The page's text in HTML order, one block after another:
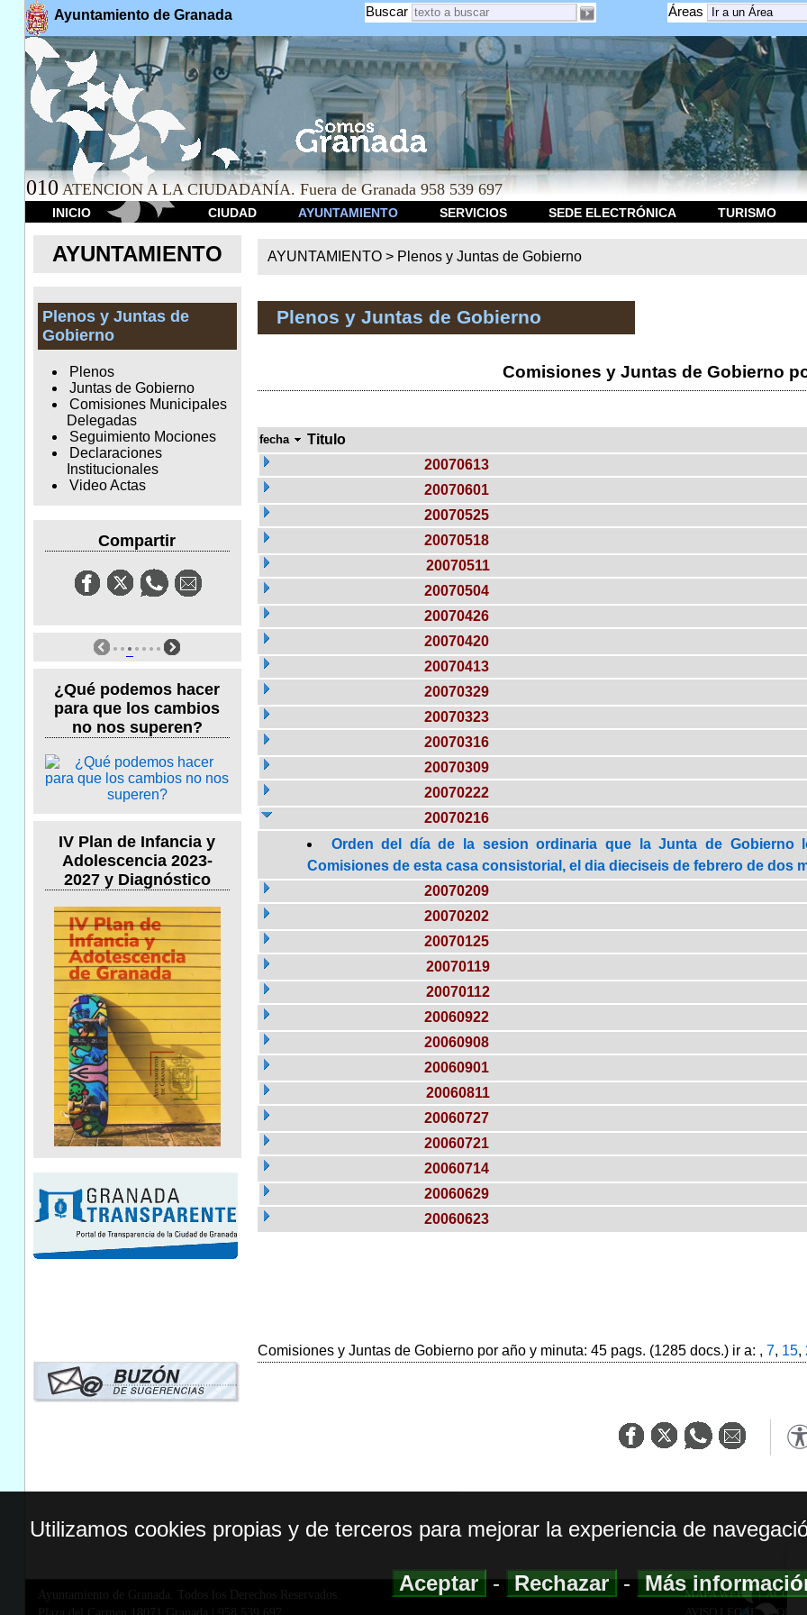
Ayuntamiento de Granada Áreas
Buscar
010 ATENCION A LA CIUDADANÍA. Fuera de Granada 958 539 697
INICIO CIUDAD AYUNTAMIENTO SERVICIOS SEDE ELECTRÓNICA TURISMO
AYUNTAMIENTO
Plenos y Juntas de
Gobierno
Plenos
Juntas de Gobierno
Comisiones Municipales
Delegadas
Seguimiento Mociones
Declaraciones
Institucionales
Video Actas
Compartir
¿Qué podemos hacer
para que los cambios
no nos superen?
IV Plan de Infancia y
Adolescencia 2023-
2027 y Diagnóstico
AYUNTAMIENTO > Plenos y Juntas de Gobierno
Plenos y Juntas de Gobierno
Comisiones y Juntas de Gobierno
fecha Titulo
20070613
20070601
20070525
20070518
20070511
20070504
20070426
20070420
20070413
20070329
20070323
20070316
20070309
20070222
20070216
Orden del día de la sesion ordinaria que la Junta de Gobierno
Comisiones de esta casa consistorial, el dia dieciseis de febrero de dos
20070209
20070202
20070125
20070119
20070112
20060922
20060908
20060901
20060811
20060727
20060721
20060714
20060629
20060623
Comisiones y Juntas de Gobierno por año y minuta: 45 pags. (1285 docs.) ir a: , 7, 15,
Ayuntamiento de Granada. Todos los Derechos Reservados.
MAPA WEB|
AVISO LEGAL|
Utilizamos cookies propias y de terceros para mejorar la experiencia de
Aceptar-Rechazar-Más